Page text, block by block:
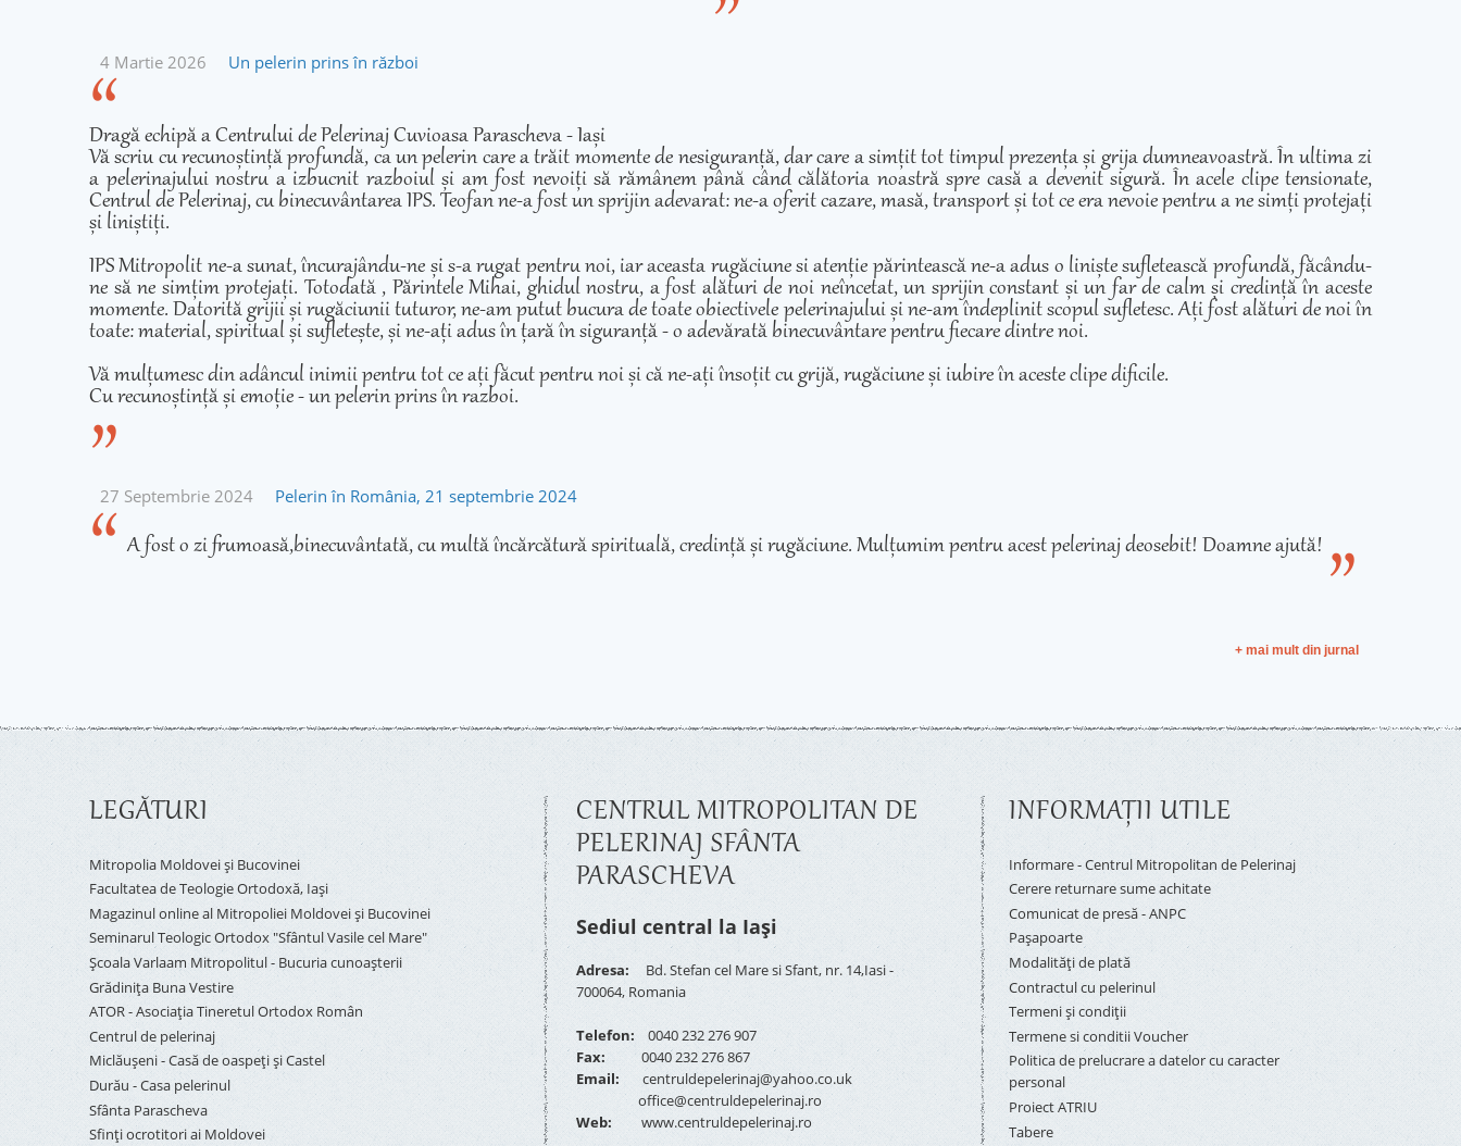
4 Martie 2026 Un pelerin prins în război
Dragă echipă a Centrului de Pelerinaj Cuvioasa Parascheva - Iași
Vă scriu cu recunoștință profundă, ca un pelerin care a trăit momente de nesiguranță, dar care a simțit tot timpul prezența și grija dumneavoastră. În ultima zi
a pelerinajului nostru a izbucnit razboiul și am fost nevoiți să rămânem până când călătoria noastră spre casă a devenit sigură. În acele clipe tensionate,
Centrul de Pelerinaj, cu binecuvântarea IPS. Teofan ne-a fost un sprijin adevarat: ne-a oferit cazare, masă, transport și tot ce era nevoie pentru a ne simți protejați
și liniștiți.
IPS Mitropolit ne-a sunat, încurajându-ne și s-a rugat pentru noi, iar aceasta rugăciune si atenție părintească ne-a adus o liniște sufletească profundă, făcându-
ne să ne simțim protejați. Totodată , Părintele Mihai, ghidul nostru, a fost alături de noi neîncetat, un sprijin constant și un far de calm și credință în aceste
momente. Datorită grijii și rugăciunii tuturor, ne-am putut bucura de toate obiectivele pelerinajului și ne-am îndeplinit scopul sufletesc. Ați fost alături de noi în
toate: material, spiritual și sufletește, și ne-ați adus în țară în siguranță - o adevărată binecuvântare pentru fiecare dintre noi.
Vă mulțumesc din adâncul inimii pentru tot ce ați făcut pentru noi și că ne-ați însoțit cu grijă, rugăciune și iubire în aceste clipe dificile.
Cu recunoștință și emoție - un pelerin prins în razboi.
27 Septembrie 2024 Pelerin în România, 21 septembrie 2024
A fost o zi frumoasă,binecuvântată, cu multă încărcătură spirituală, credință și rugăciune. Mulțumim pentru acest pelerinaj deosebit! Doamne ajută!
+ mai mult din jurnal
LEGĂTURI
Mitropolia Moldovei și Bucovinei
Facultatea de Teologie Ortodoxă, Iaşi
Magazinul online al Mitropoliei Moldovei și Bucovinei
Seminarul Teologic Ortodox "Sfântul Vasile cel Mare"
Şcoala Varlaam Mitropolitul - Bucuria cunoaşterii
Grădinița Buna Vestire
ATOR - Asociaţia Tineretul Ortodox Român
Centrul de pelerinaj
Miclăușeni - Casă de oaspeţi şi Castel
Durău - Casa pelerinul
Sfânta Parascheva
Sfinți ocrotitori ai Moldovei
CENTRUL MITROPOLITAN DE
PELERINAJ SFÂNTA
PARASCHEVA
Sediul central la Iași
Adresa: Bd. Stefan cel Mare si Sfant, nr. 14,Iasi -
700064, Romania
Telefon:0040 232 276 907
Fax: 0040 232 276 867
Email:
centruldepelerinaj@yahoo.co.uk
office@centruldepelerinaj.ro
Web:
www.centruldepelerinaj.ro
INFORMAŢII UTILE
Informare - Centrul Mitropolitan de Pelerinaj
Cerere returnare sume achitate
Comunicat de presă - ANPC
Pașapoarte
Modalități de plată
Contractul cu pelerinul
Termeni și condiții
Termene si conditii Voucher
Politica de prelucrare a datelor cu caracter
personal
Proiect ATRIU
Tabere